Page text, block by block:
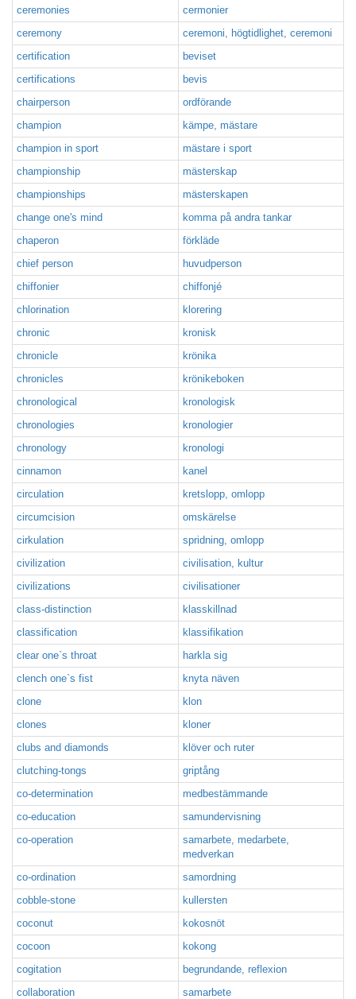
ceremonies
cermonier
ceremony
ceremoni, högtidlighet, ceremoni
certification
beviset
certifications
bevis
chairperson
ordförande
champion
kämpe, mästare
champion in sport
mästare i sport
championship
mästerskap
championships
mästerskapen
change one's mind
komma på andra tankar
chaperon
förkläde
chief person
huvudperson
chiffonier
chiffonjé
chlorination
klorering
chronic
kronisk
chronicle
krönika
chronicles
krönikeboken
chronological
kronologisk
chronologies
kronologier
chronology
kronologi
cinnamon
kanel
circulation
kretslopp, omlopp
circumcision
omskärelse
cirkulation
spridning, omlopp
civilization
civilisation, kultur
civilizations
civilisationer
class-distinction
klasskillnad
classification
klassifikation
clear one`s throat
harkla sig
clench one`s fist
knyta näven
clone
klon
clones
kloner
clubs and diamonds
klöver och ruter
clutching-tongs
griptång
co-determination
medbestämmande
co-education
samundervisning
co-operation
samarbete, medarbete,
medverkan
co-ordination
samordning
cobble-stone
kullersten
coconut
kokosnöt
cocoon
kokong
cogitation
begrundande, reflexion
collaboration
samarbete